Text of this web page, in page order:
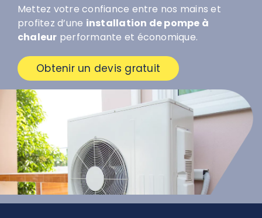
Mettez votre confiance entre nos mains et
profitez d’une installation de pompe à
chaleur performante et économique.
Obtenir un devis gratuit